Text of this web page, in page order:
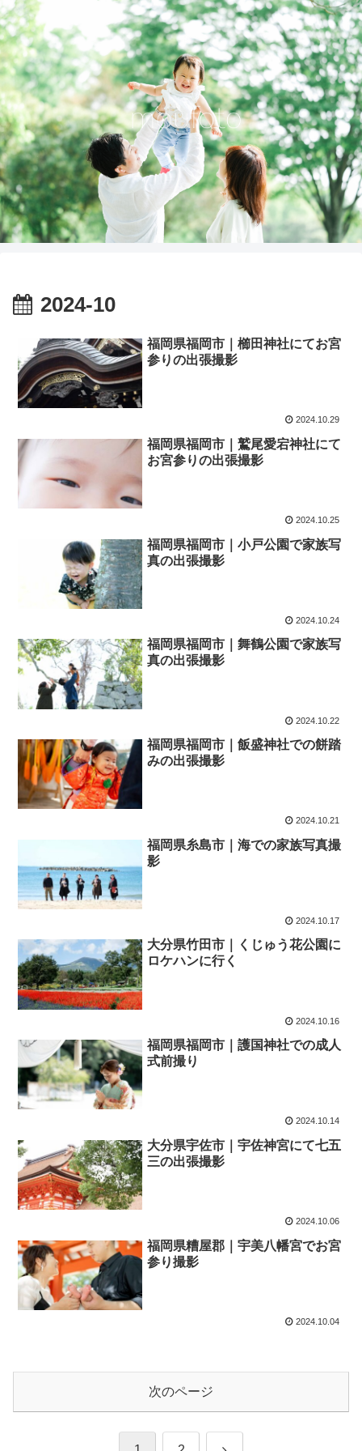
2024-10
福岡県福岡市｜櫛田神社にてお宮
参りの出張撮影
2024.10.29
福岡県福岡市｜鷲尾愛宕神社にて
お宮参りの出張撮影
2024.10.25
福岡県福岡市｜小戸公園で家族写
真の出張撮影
2024.10.24
福岡県福岡市｜舞鶴公園で家族写
真の出張撮影
2024.10.22
福岡県福岡市｜飯盛神社での餅踏
みの出張撮影
2024.10.21
福岡県糸島市｜海での家族写真撮
影
2024.10.17
大分県竹田市｜くじゅう花公園に
ロケハンに行く
2024.10.16
福岡県福岡市｜護国神社での成人
式前撮り
2024.10.14
大分県宇佐市｜宇佐神宮にて七五
三の出張撮影
2024.10.06
福岡県糟屋郡｜宇美八幡宮でお宮
参り撮影
2024.10.04
次のページ